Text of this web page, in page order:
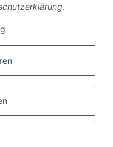
.
zzgl.Versand